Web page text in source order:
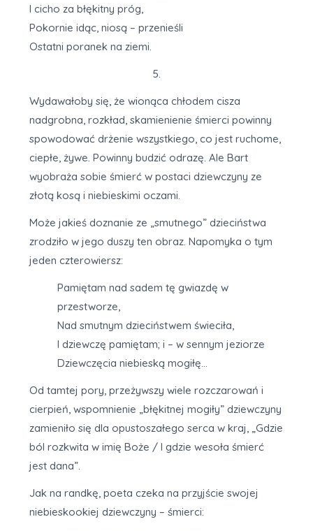
I cicho za błękitny próg,
Pokornie idąc, niosą – przenieśli
Ostatni poranek na ziemi.
5.
Wydawałoby się, że wionąca chłodem cisza
nadgrobna, rozkład, skamienienie śmierci powinny
spowodować drżenie wszystkiego, co jest ruchome,
ciepłe, żywe. Powinny budzić odrazę. Ale Bart
wyobraża sobie śmierć w postaci dziewczyny ze
złotą kosą i niebieskimi oczami.
Może jakieś doznanie ze „smutnego” dzieciństwa
zrodziło w jego duszy ten obraz. Napomyka o tym
jeden czterowiersz:
Pamiętam nad sadem tę gwiazdę w
przestworze,
Nad smutnym dzieciństwem świeciła,
I dziewczę pamiętam; i – w sennym jeziorze
Dziewczęcia niebieską mogiłę…
Od tamtej pory, przeżywszy wiele rozczarowań i
cierpień, wspomnienie „błękitnej mogiły” dziewczyny
zamieniło się dla opustoszałego serca w kraj, „Gdzie
ból rozkwita w imię Boże / I gdzie wesoła śmierć
jest dana”.
Jak na randkę, poeta czeka na przyjście swojej
niebieskookiej dziewczyny – śmierci: